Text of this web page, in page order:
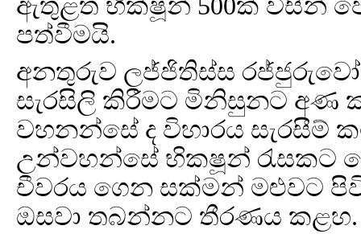
පත්වීමයි.
අනතුරුව ලජ්ජිතිස්ස රජ්ජුරුවෝ
සැරසිලි කිරීමට මිනිසුනට අණ
වහනන්සේ ද විහාරය සැරසීම්
උන්වහන්සේ භිකෂූන් රැසකට
චීවරය ගෙන සක්මන් මළුවට
ඔසවා තබන්නට තීරණය කළහ.